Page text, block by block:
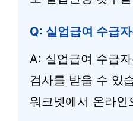
Q: 실업급여 수급
A: 실업급여 수급
검사를 받을 수 있
워크넷에서 온라인